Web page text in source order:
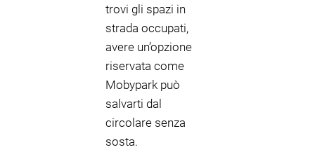
trovi gli spazi in
strada occupati,
avere un’opzione
riservata come
Mobypark può
salvarti dal
circolare senza
sosta.